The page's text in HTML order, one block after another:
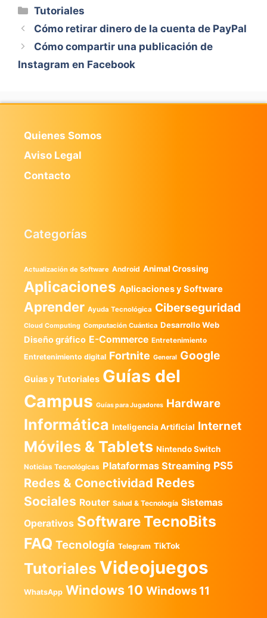
Categorías
Tutoriales
Cómo retirar dinero de la cuenta de PayPal
Cómo compartir una publicación de
Instagram en Facebook
Quienes Somos
Aviso Legal
Contacto
Categorías
Actualización de Software Android Animal Crossing
Aplicaciones Aplicaciones y Software
Aprender Ayuda Tecnológica Ciberseguridad
Cloud Computing Computación Cuántica Desarrollo Web
Diseño gráfico E-Commerce Entretenimiento
Entretenimiento digital Fortnite General Google
Guias y Tutoriales Guías del
Campus Guías para Jugadores Hardware
Informática Inteligencia Artificial Internet
Móviles & Tablets Nintendo Switch
Noticias Tecnológicas Plataformas Streaming PS5
Redes & Conectividad Redes
Sociales Router Salud & Tecnología Sistemas
Operativos SoftwareTecnoBits
FAQ Tecnología Telegram TikTok
Tutoriales Videojuegos
WhatsApp Windows 10 Windows 11